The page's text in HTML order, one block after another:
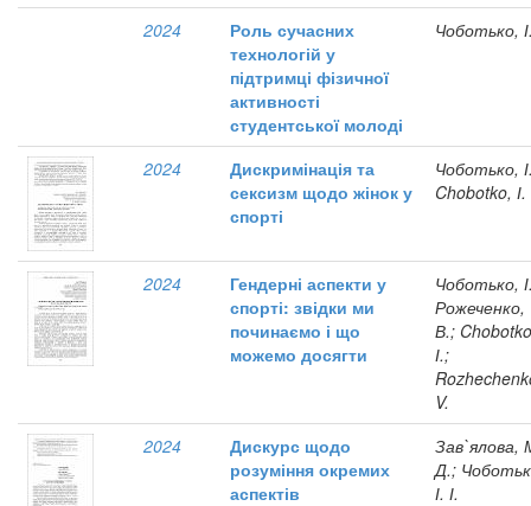
2024
Роль сучасних
технологій у
підтримці фізичної
активності
студентської молоді
Чоботько,
2024
Дискримінація та
сексизм щодо жінок у
спорті
Чоботько,
Chobotko, І.
2024
Гендерні аспекти у
спорті: звідки ми
починаємо і що
можемо досягти
Чоботько,
Рожеченко,
В.;
І.;
V.
2024
Дискурс щодо
розуміння окремих
аспектів
Зав`ялова,
Д.;
І. І.